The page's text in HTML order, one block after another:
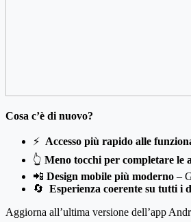
Cosa c’è di nuovo?
⚡ Accesso più rapido alle
👆 Meno tocchi per completare le
📲 Design mobile più moderno –
🔄 Esperienza coerente su tutti i
Aggiorna all’ultima versione dell’app